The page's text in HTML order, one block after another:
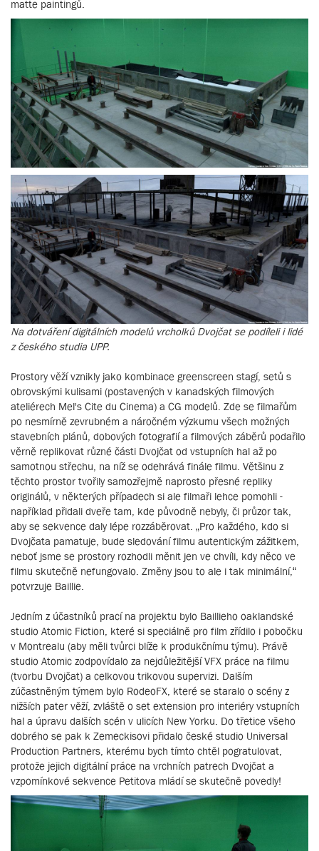
matte paintingů.
Na dotváření digitálních modelů vrcholků Dvojčat se podíleli i lidé
z českého studia UPP.
Prostory věží vznikly jako kombinace greenscreen stagí, setů s
obrovskými kulisami (postavených v kanadských filmových
ateliérech Mel's Cite du Cinema) a CG modelů. Zde se filmařům
po nesmírně zevrubném a náročném výzkumu všech možných
stavebních plánů, dobových fotografií a filmových záběrů podařilo
věrně replikovat různé části Dvojčat od vstupních hal až po
samotnou střechu, na níž se odehrává finále filmu. Většinu z
těchto prostor tvořily samozřejmě naprosto přesné repliky
originálů, v některých případech si ale filmaři lehce pomohli -
například přidali dveře tam, kde původně nebyly, či průzor tak,
aby se sekvence daly lépe rozzáběrovat. „Pro každého, kdo si
Dvojčata pamatuje, bude sledování filmu autentickým zážitkem,
neboť jsme se prostory rozhodli měnit jen ve chvíli, kdy něco ve
filmu skutečně nefungovalo. Změny jsou to ale i tak minimální,“
potvrzuje Baillie.
Jedním z účastníků prací na projektu bylo Baillieho oaklandské
studio Atomic Fiction, které si speciálně pro film zřídilo i pobočku
v Montrealu (aby měli tvůrci blíže k produkčnímu týmu). Právě
studio Atomic zodpovídalo za nejdůležitější VFX práce na filmu
(tvorbu Dvojčat) a celkovou trikovou supervizi. Dalším
zúčastněným týmem bylo RodeoFX, které se staralo o scény z
nižších pater věží, zvláště o set extension pro interiéry vstupních
hal a úpravu dalších scén v ulicích New Yorku. Do třetice všeho
dobrého se pak k Zemeckisovi přidalo české studio Universal
Production Partners, kterému bych tímto chtěl pogratulovat,
protože jejich digitální práce na vrchních patrech Dvojčat a
vzpomínkové sekvence Petitova mládí se skutečně povedly!